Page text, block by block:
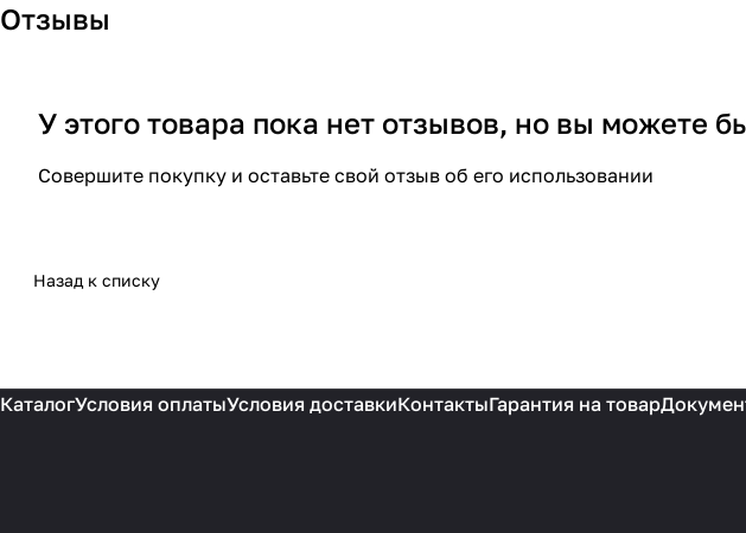
Отзывы
У этого товара пока нет отзывов, но вы можете
Совершите покупку и оставьте свой отзыв об его использовании
Назад к списку
КаталогУсловия оплатыУсловия доставкиКонтактыГарантия на товар